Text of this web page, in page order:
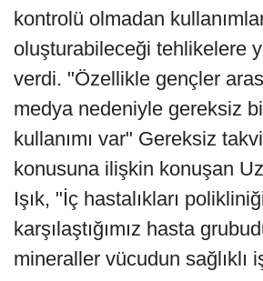
kontrolü olmadan
oluşturabileceği tehlikelere
verdi. "Özellikle gençler
medya nedeniyle gereksiz
kullanımı var" Gereksiz
konusuna ilişkin konuşan
Işık, "İç hastalıkları
karşılaştığımız hasta
mineraller vücudun sağlıklı